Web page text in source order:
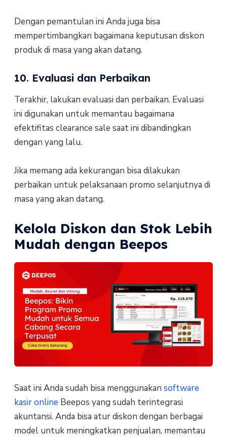
Dengan pemantulan ini Anda juga bisa
mempertimbangkan bagaimana keputusan diskon
produk di masa yang akan datang.
10. Evaluasi dan Perbaikan
Terakhir, lakukan evaluasi dan perbaikan. Evaluasi
ini digunakan untuk memantau bagaimana
efektifitas clearance sale saat ini dibandingkan
dengan yang lalu.
Jika memang ada kekurangan bisa dilakukan
perbaikan untuk pelaksanaan promo selanjutnya di
masa yang akan datang.
Kelola Diskon dan Stok Lebih
Mudah dengan Beepos
Saat ini Anda sudah bisa menggunakan software
kasir online Beepos yang sudah terintegrasi
akuntansi. Anda bisa atur diskon dengan berbagai
model untuk meningkatkan penjualan, memantau